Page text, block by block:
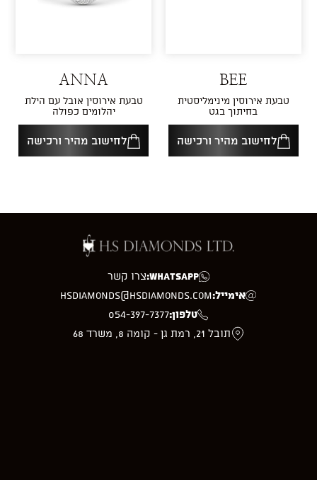
BEE
טבעת אירוסין מינימליסטית
בחיתוך בגט
לחישוב מהיר ורכישה
ANNA
טבעת אירוסין אובל עם הילת
יהלומים כפולה
לחישוב מהיר ורכישה
WhatsApp: צרו קשר
אימייל:hsdiamonds@hsdiamonds.com
טלפון:054-397-7377
תובל 21, רמת גן - קומה 8, משרד 68